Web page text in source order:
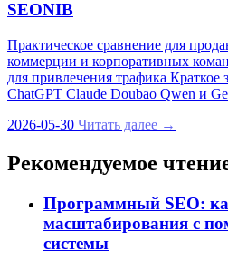
SEONIB
Практическое сравнение для
коммерции и корпоративных
для привлечения трафика Краткое
ChatGPT Claude Doubao Qwen и
2026-05-30 Читать далее →
Рекомендуемое
Программный SEO:
масштабирования с
системы